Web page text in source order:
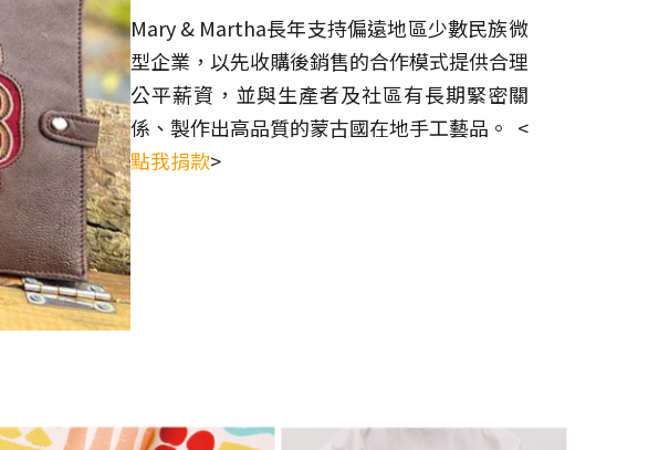
Mary & Martha長年支持偏遠地區少數民族微
型企業，以先收購後銷售的合作模式提供合理
公平薪資，並與生產者及社區有長期緊密關
係、製作出高品質的蒙古國在地手工藝品。 <
點我捐款>